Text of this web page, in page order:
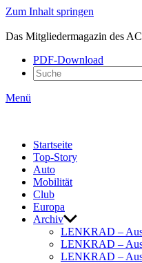
Zum Inhalt springen
LENKRAD
Das Mitgliedermagazin des
PDF-Down­load
Menü
Start­seite
Top-Story
Auto
Mobi­lität
Club
Europa
Archiv
LENKRAD –
LENKRAD –
LENKRAD –